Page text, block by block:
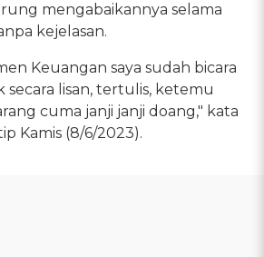
mengabaikannya selama
kejelasan.
Keuangan saya sudah bicara
secara lisan, tertulis, ketemu
cuma janji janji doang," kata
Kamis (8/6/2023).